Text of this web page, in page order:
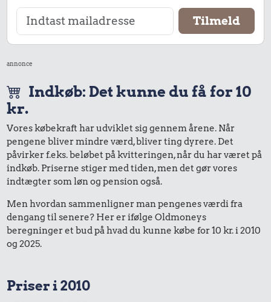
annonce
Indkøb: Det kunne du få for 10
kr.
Vores købekraft har udviklet sig gennem årene. Når
pengene bliver mindre værd, bliver ting dyrere. Det
påvirker f.eks. beløbet på kvitteringen, når du har været på
indkøb. Priserne stiger med tiden, men det gør vores
indtægter som løn og pension også.
Men hvordan sammenligner man pengenes værdi fra
dengang til senere? Her er ifølge Oldmoneys
beregninger et bud på hvad du kunne købe for 10 kr. i 2010
og 2025.
Priser i 2010